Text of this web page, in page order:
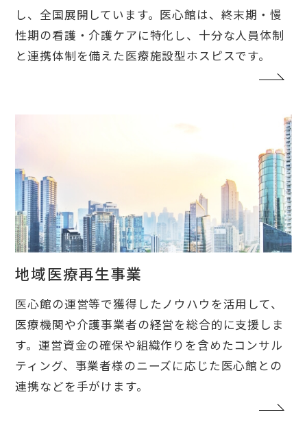
し、全国展開しています。医心館は、終末期・慢
性期の看護・介護ケアに特化し、十分な人員体制
と連携体制を備えた医療施設型ホスピスです。
地域医療再生事業
医心館の運営等で獲得したノウハウを活用して、
医療機関や介護事業者の経営を総合的に支援しま
す。運営資金の確保や組織作りを含めたコンサル
ティング、事業者様のニーズに応じた医心館との
連携などを手がけます。